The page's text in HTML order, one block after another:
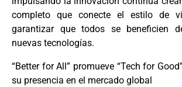
completo que conecte el estilo de
garantizar que todos se beneficien
nuevas tecnologías.
“Better for All” promueve “Tech for
su presencia en el mercado global